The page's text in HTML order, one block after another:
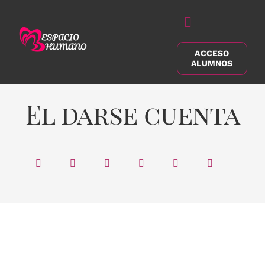
contenido
Alternar
navegación
Buscar:
ACCESO
ALUMNOS
El darse cuenta